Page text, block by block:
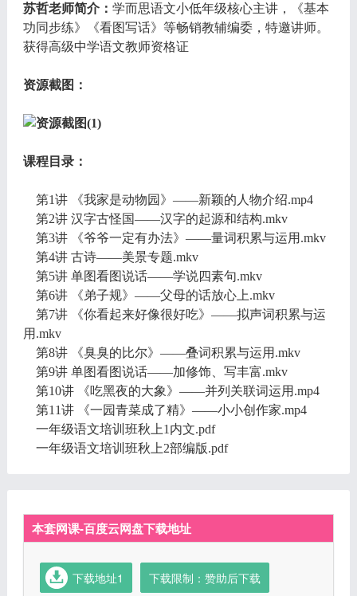
苏哲老师简介： 学而思语文小低年级核心主讲，《基本
功同步练》《看图写话》等畅销教辅编委，特邀讲师。
获得高级中学语文教师资格证
资源截图：
课程目录：
第1讲 《我家是动物园》——新颖的人物介绍.mp4
第2讲 汉字古怪国——汉字的起源和结构.mkv
第3讲 《爷爷一定有办法》——量词积累与运用.mkv
第4讲 古诗——美景专题.mkv
第5讲 单图看图说话——学说四素句.mkv
第6讲 《弟子规》——父母的话放心上.mkv
第7讲 《你看起来好像很好吃》——拟声词积累与运
用.mkv
第8讲 《臭臭的比尔》——叠词积累与运用.mkv
第9讲 单图看图说话——加修饰、写丰富.mkv
第10讲 《吃黑夜的大象》——并列关联词运用.mp4
第11讲 《一园青菜成了精》——小小创作家.mp4
一年级语文培训班秋上1内文.pdf
一年级语文培训班秋上2部编版.pdf
本套网课-百度云网盘下载地址
下载地址1 下载限制：赞助后下载